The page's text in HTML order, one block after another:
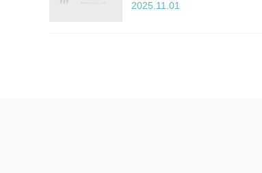
2025.11.01